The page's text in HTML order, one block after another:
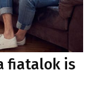
fiatalok is